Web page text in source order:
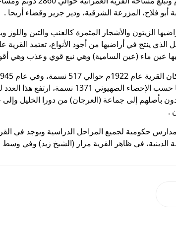
أبو فلاح، المزرعة الشرقية، ودير جرير وقضاء أريحا .
الزيتون والأشجار المثمرة كالعنب والتين
الذي ينتج في أراضيها من أجود الأنواع، تعتمد
عين ماء (عين السامية) وهي نبع قوي وعذب وهي
بأصلهم إلى جماعة (العرجان) من دورا الخليل
.
حكومية لجميع المراحل الدراسية ويوجد في
الدينية، في ظاهر القرية مزار (الشيخ زيد)